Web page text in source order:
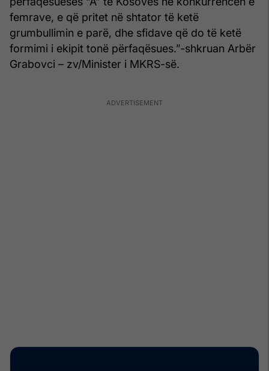
femrave, e që pritet në shtator të ketë
grumbullimin e parë, dhe sfidave që do të ketë
formimi i ekipit tonë përfaqësues.”-shkruan Arbër
Grabovci – zv/Minister i MKRS-së.